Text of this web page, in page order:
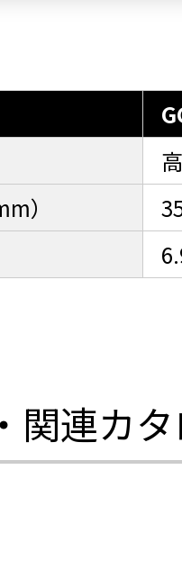
）
関連カ